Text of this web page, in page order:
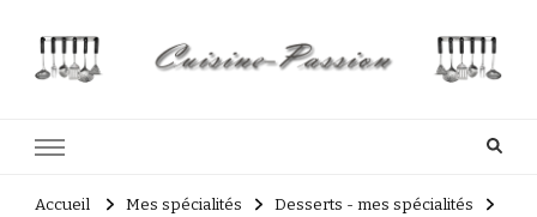
Accueil Mes spécialités
Desserts - mes spécialités